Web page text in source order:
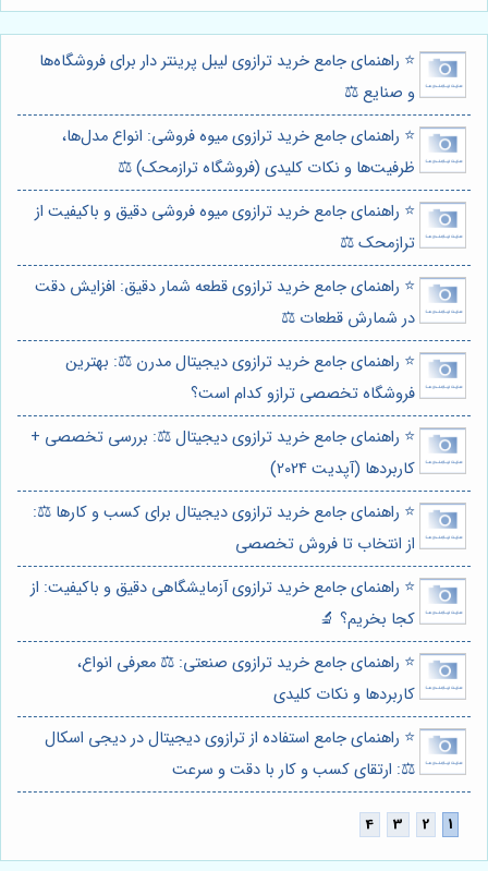
⭐️ راهنمای جامع خرید ترازوی لیبل پرینتر دار برای فروشگاه‌ها
و صنایع ⚖️
⭐️ راهنمای جامع خرید ترازوی میوه فروشی: انواع مدل‌ها،
ظرفیت‌ها و نکات کلیدی (فروشگاه ترازمحک) ⚖️
⭐️ راهنمای جامع خرید ترازوی میوه فروشی دقیق و باکیفیت از
ترازمحک ⚖️
⭐️ راهنمای جامع خرید ترازوی قطعه شمار دقیق: افزایش دقت
در شمارش قطعات ⚖️
⭐️ راهنمای جامع خرید ترازوی دیجیتال مدرن ⚖️: بهترین
فروشگاه تخصصی ترازو کدام است؟
⭐️ راهنمای جامع خرید ترازوی دیجیتال ⚖️: بررسی تخصصی +
کاربردها (آپدیت 2024)
⭐️ راهنمای جامع خرید ترازوی دیجیتال برای کسب و کارها ⚖️:
از انتخاب تا فروش تخصصی
⭐️ راهنمای جامع خرید ترازوی آزمایشگاهی دقیق و باکیفیت: از
کجا بخریم؟ 🔬
⭐️ راهنمای جامع خرید ترازوی صنعتی: ⚖️ معرفی انواع،
کاربردها و نکات کلیدی
⭐️ راهنمای جامع استفاده از ترازوی دیجیتال در دیجی اسکال
⚖️: ارتقای کسب و کار با دقت و سرعت